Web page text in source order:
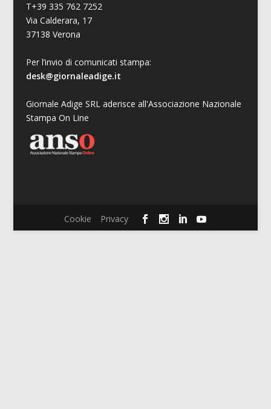
T+39 335 762 7252
Via Calderara, 17
37138 Verona
Per l’invio di comunicati stampa:
desk@giornaleadige.it
Giornale Adige SRL aderisce all'Associazione Nazionale
Stampa On Line
Cookie Privacy